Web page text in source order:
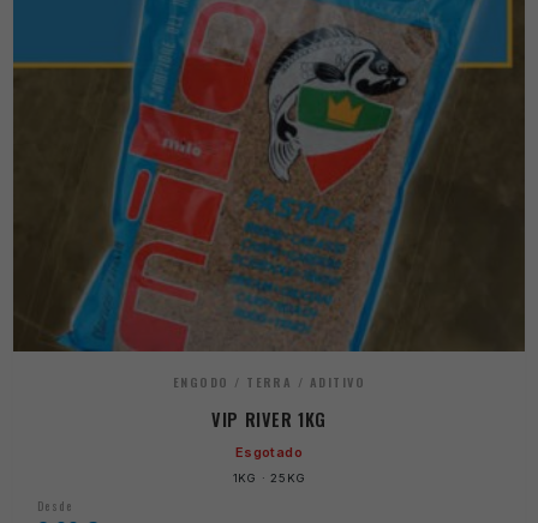
ENGODO / TERRA / ADITIVO
VIP RIVER 1KG
Esgotado
1KG · 25KG
Desde